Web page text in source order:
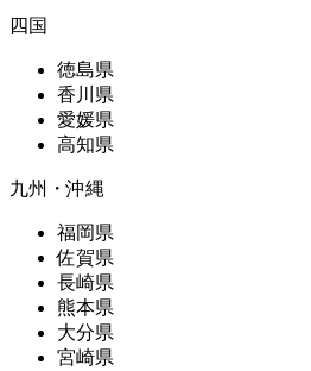
四国
徳島県
香川県
愛媛県
高知県
九州・沖縄
福岡県
佐賀県
長崎県
熊本県
大分県
宮崎県